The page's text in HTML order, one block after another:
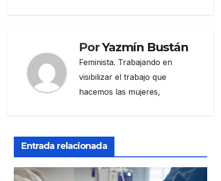
PorYazmín Bustán
Feminista. Trabajando en
visibilizar el trabajo que
hacemos las mujeres,
Entrada relacionada